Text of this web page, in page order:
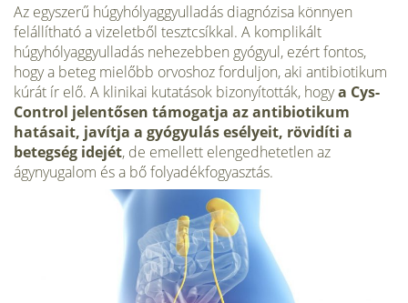
Az egyszerű húgyhólyaggyulladás diagnózisa könnyen
felállítható a vizeletből tesztcsíkkal. A komplikált
húgyhólyaggyulladás nehezebben gyógyul, ezért fontos,
hogy a beteg mielőbb orvoshoz forduljon, aki antibiotikum
kúrát ír elő. A klinikai kutatások bizonyították, hogya Cys-
Control jelentősen támogatja az antibiotikum
hatásait, javítja a gyógyulás esélyeit, rövidíti a
betegség idejét, de emellett elengedhetetlen az
ágynyugalom és a bő folyadékfogyasztás.